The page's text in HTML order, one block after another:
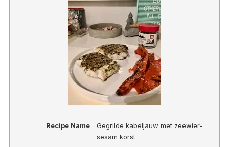
Recipe Name
Gegrilde kabeljauw met zeewier-
sesam korst